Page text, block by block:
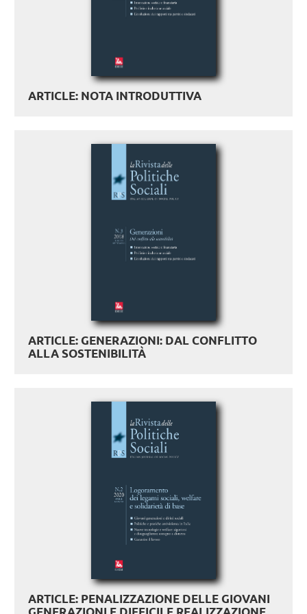
ARTICLE: NOTA INTRODUTTIVA
ARTICLE: GENERAZIONI: DAL CONFLITTO
ALLA SOSTENIBILITÀ
ARTICLE: PENALIZZAZIONE DELLE GIOVANI